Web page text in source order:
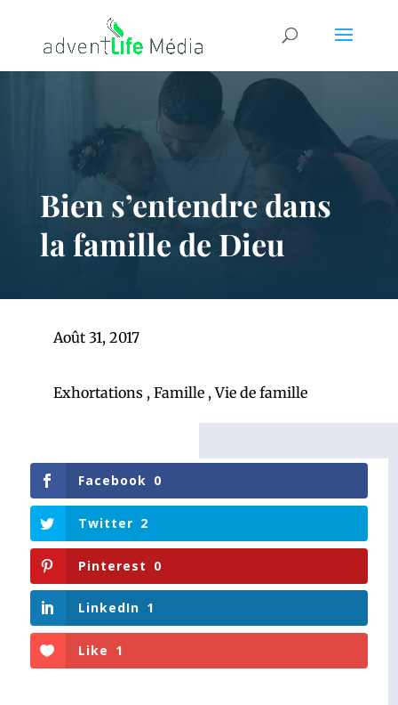
Bien s’entendre dans
la famille de Dieu
Août 31, 2017
Exhortations, Famille,Vie de famille
Facebook 0
Twitter 2
Pinterest 0
LinkedIn 1
Like 1